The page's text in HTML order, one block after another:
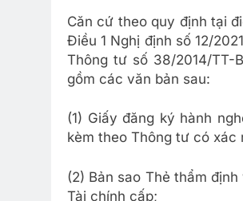
Căn cứ theo quy định tại
Điều 1 Nghị định số 12/
Thông tư số 38/2014/TT-
gồm các văn bản sau:
(1) Giấy đăng ký hành
kèm theo Thông tư có xác
(2) Bản sao Thẻ thẩm
Tài chính cấp;